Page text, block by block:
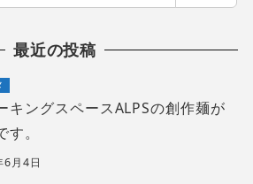
最近の投稿
キングスペースALPSの創作麺が
す。
月4日